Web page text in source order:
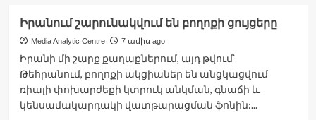
Իրանում շարունակվում են բողոքի ցույցերը
Media Analytic Centre 7 ամիս ago
Իրանի մի շարք քաղաքներում, այդ թվում՝
Թեհրանում, բողոքի ակցիաներ են անցկացվում
ռիալի փոխարժեքի կտրուկ անկման, գնաճի և
կենսամակարդակի վատթարացման ֆոնին:...